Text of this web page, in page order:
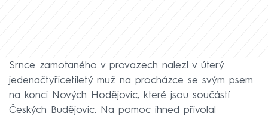
Srnce zamotaného v provazech nalezl v úterý
jedenačtyřicetiletý muž na procházce se svým psem
na konci Nových Hodějovic, které jsou součástí
Českých Budějovic. Na pomoc ihned přivolal